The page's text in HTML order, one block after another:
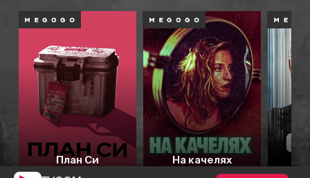
План Си На качелях